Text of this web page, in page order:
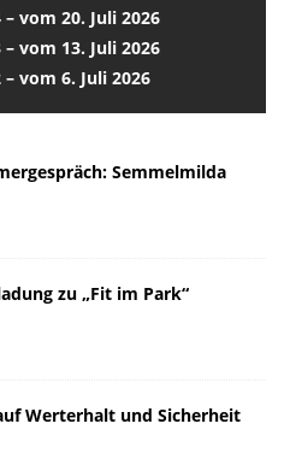
vom 20. Juli 2026
vom 13. Juli 2026
vom 6. Juli 2026
Semmelmilda
zu „Fit im Park“
Werterhalt und Sicherheit